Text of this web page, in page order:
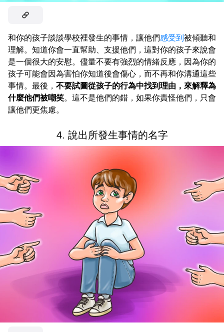
和你的孩子談談學校裡發生的事情，讓他們感受到 被傾聽和
理解。知道你會一直幫助、支援他們，這對你的孩子來說會
是一個很大的安慰。儘量不要有強烈的情緒反應，因為你的
孩子可能會因為害怕你知道後會傷心，而不再和你溝通這些
事情。最後， 不要試圖從孩子的行為中找到理由，來解釋為
什麼他們被嘲笑。這不是他們的錯，如果你責怪他們，只會
讓他們更焦慮。
4. 說出所發生事情的名字